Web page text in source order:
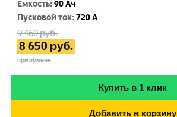
Емкость:90 Ач
Пусковой ток:720 A
9 460руб.
8 650 руб.
при обмене
Купить в 1 клик
Добавить в корзину